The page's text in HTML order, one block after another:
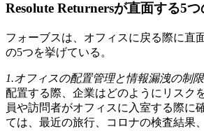
Resolute Returnersが直面する5
フォーブスは、オフィスに戻る際に直
の5つを挙げている。
1.オフィスの配置管理と情報漏洩の制限
配置する際、企業はどのようにリスク
員や訪問者がオフィスに入室する際に
ては、最近の旅行、コロナの検査結果